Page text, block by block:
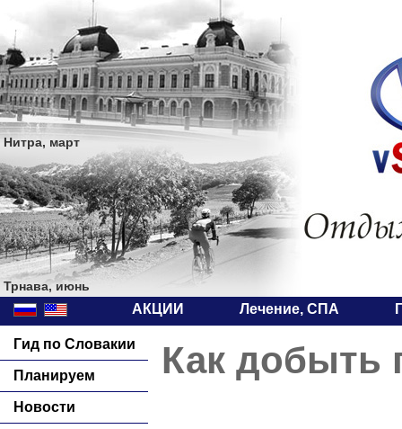
Нитра, март
Трнава, июнь
АКЦИИ Лечение, СПА
Гид по Словакии
Планируем
Новости
Как добыть